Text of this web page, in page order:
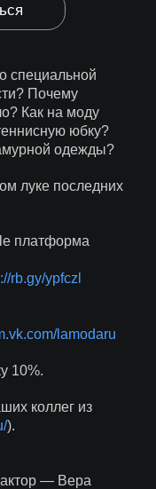
специальной
Почему
Как на моду
юбку?
одежды?
луке последних
платформа
rb.gy/ypfczl
lamodaru
10%.
коллег из
).
— Вера